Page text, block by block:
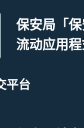
保安局「保
流动应用
平台